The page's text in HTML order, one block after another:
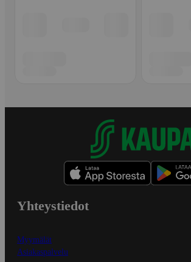
Yhteystiedot
Myymälät
Asiakaspalvelu